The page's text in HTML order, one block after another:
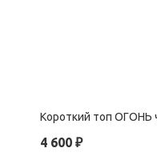
Короткий топ ОГОНЬ
4 600 ₽